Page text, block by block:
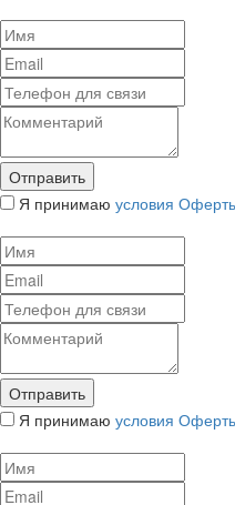
Я принимаю условия
Я принимаю условия